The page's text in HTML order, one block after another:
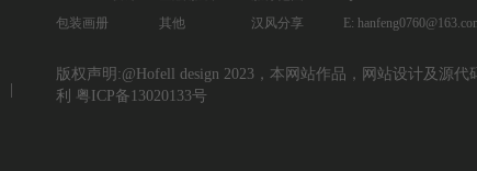
包装画册
其他
汉风分享
E:
版权声明:@Hofell design 2023，本网站作品，网站设计及源
利
粤ICP备13020133号